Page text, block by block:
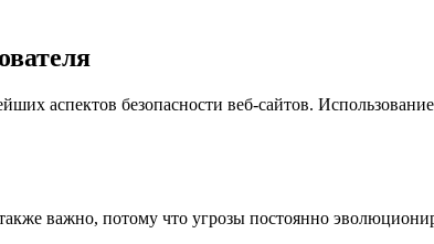
аспектов безопасности веб-сайтов.
важно, потому что угрозы постоянно